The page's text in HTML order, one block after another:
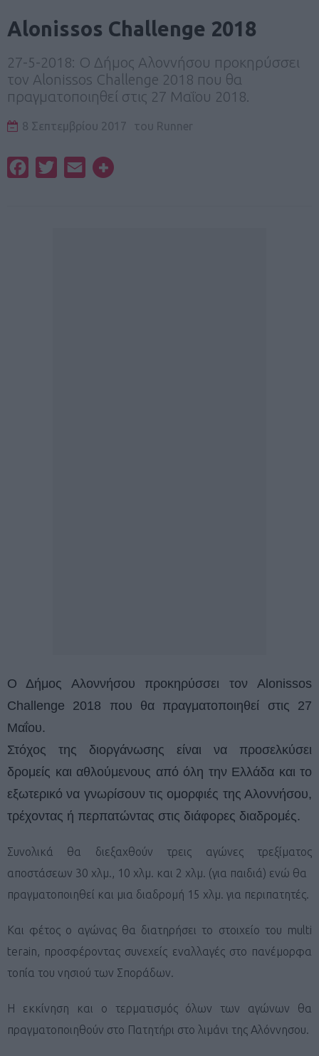
Alonissos Challenge 2018
27-5-2018: Ο Δήμος Αλοννήσου προκηρύσσει
τον Alonissos Challenge 2018 που θα
πραγματοποιηθεί στις 27 Μαΐου 2018.
8 Σεπτεμβρίου 2017 του Runner
FacebookTwitterEmail
Ο Δήμος Αλοννήσου προκηρύσσει τον Alonissos
Challenge 2018 που θα πραγματοποιηθεί στις 27
Μαΐου.
Στόχος της διοργάνωσης είναι να προσελκύσει
δρομείς και αθλούμενους από όλη την Ελλάδα και το
εξωτερικό να γνωρίσουν τις ομορφιές της Αλοννήσου,
τρέχοντας ή περπατώντας στις διάφορες διαδρομές.
Συνολικά θα διεξαχθούν τρεις αγώνες τρεξίματος
αποστάσεων 30 χλμ., 10 χλμ. και 2 χλμ. (για παιδιά) ενώ θα
πραγματοποιηθεί και μια διαδρομή 15 χλμ. για περιπατητές.
Και φέτος ο αγώνας θα διατηρήσει το στοιχείο του multi
terain, προσφέροντας συνεχείς εναλλαγές στο πανέμορφα
τοπία του νησιού των Σποράδων.
Η εκκίνηση και ο τερματισμός όλων των αγώνων θα
πραγματοποιηθούν στο Πατητήρι στο λιμάνι της Αλόννησου.